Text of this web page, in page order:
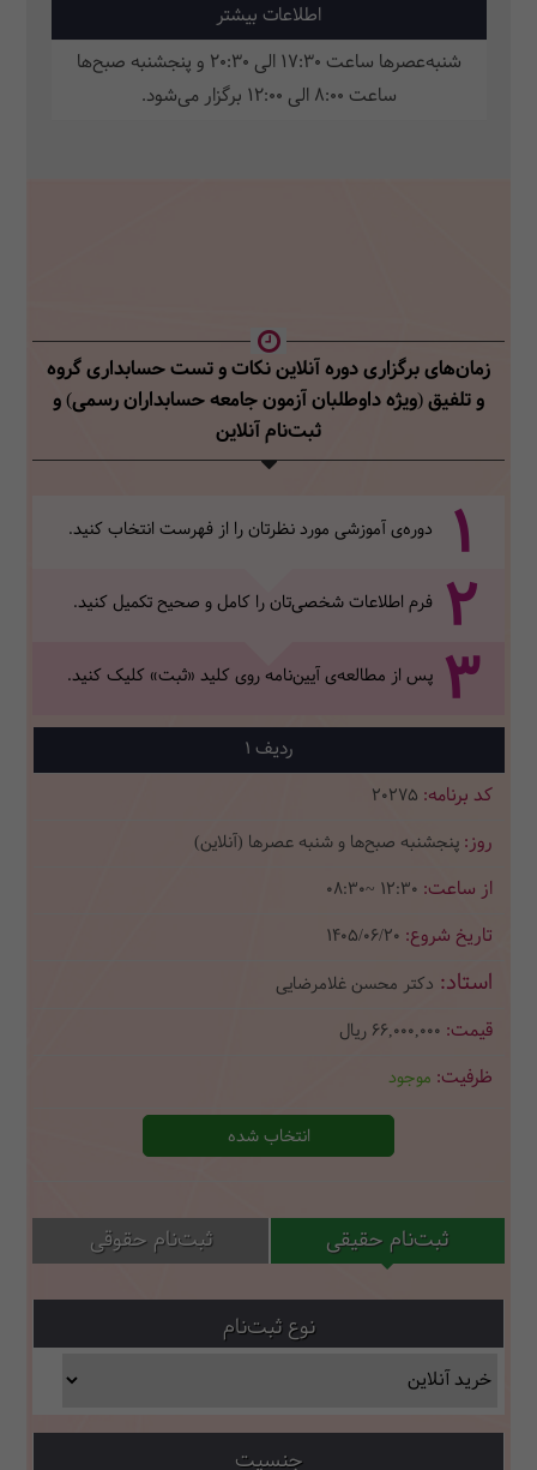
اطلاعات بیشتر
شنبه‌عصرها ساعت 17:30 الی 20:30 و پنجشنبه صبح‌ها
ساعت 8:00 الی 12:00 برگزار می‌شود.
زمان‌های برگزاری دوره آنلاین نکات و تست حسابداری گروه
و تلفیق (ویژه داوطلبان آزمون جامعه حسابداران رسمی)و
ثبت‌نام آنلاین
1 دوره‌ی آموزشی مورد نظرتان را از فهرست انتخاب کنید.
2 فرم اطلاعات شخصی‌تان‌ را کامل و صحیح تکمیل کنید.
3 پس از مطالعه‌ی آیین‌نامه روی کلید «ثبت» کلیک کنید.
1
20275
پنجشنبه صبح‌ها و شنبه عصرها (آنلاین)
08:30~ 12:30
1405/06/20
دکتر محسن غلامرضایی
66,000,000 ریال
موجود
انتخاب شده
ثبت‌نام حقیقی ثبت‌نام حقوقی
نوع ثبت‌نام
جنسیت